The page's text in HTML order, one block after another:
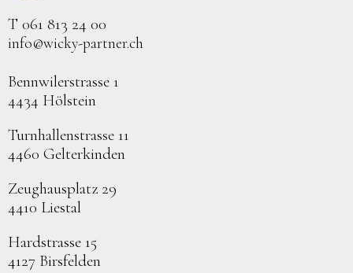
T 061 813 24 00
info@wicky-partner.ch
Bennwilerstrasse 1
4434 Hölstein
Turnhallenstrasse 11
4460 Gelterkinden
Zeughausplatz 29
4410 Liestal
Hardstrasse 15
4127 Birsfelden